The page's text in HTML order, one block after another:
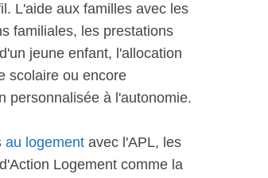
L'aide aux familles avec les
familiales, les prestations
jeune enfant, l'allocation
scolaire ou encore
personnalisée à l'autonomie.
au logement avec l'APL, les
Logement comme la